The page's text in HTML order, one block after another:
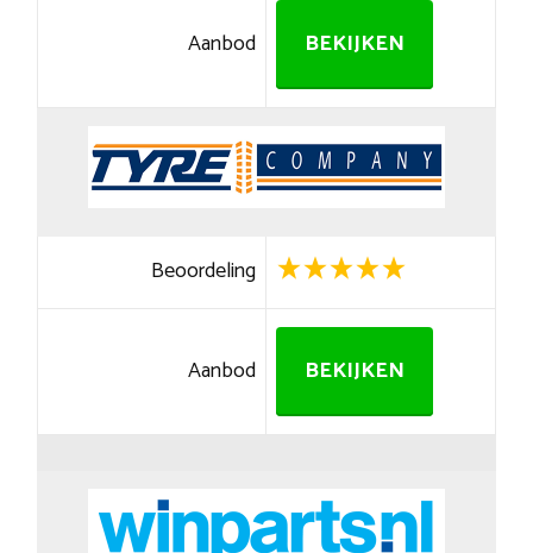
Aanbod BEKIJKEN
Beoordeling
Aanbod BEKIJKEN